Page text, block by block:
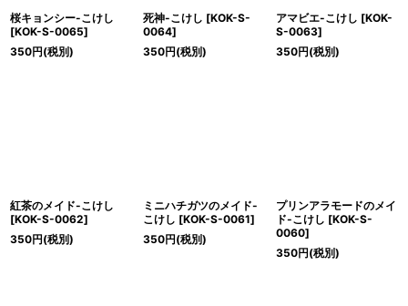
桜キョンシー-こけし
[KOK-S-0065]
350円(税別)
死神-こけし [KOK-S-
0064]
350円(税別)
アマビエ-こけし [KOK-
S-0063]
350円(税別)
紅茶のメイド-こけし
[KOK-S-0062]
350円(税別)
ミニハチガツのメイド-
こけし [KOK-S-0061]
350円(税別)
プリンアラモードのメイ
ド-こけし [KOK-S-
0060]
350円(税別)